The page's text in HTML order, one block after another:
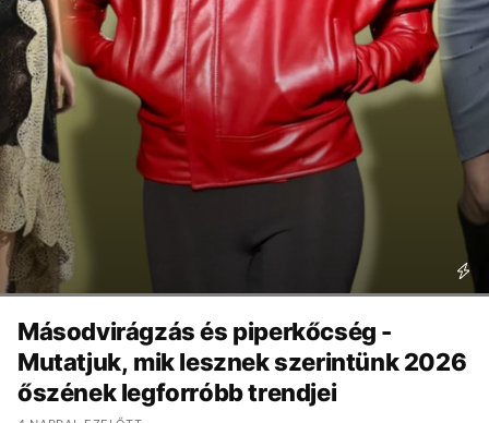
Másodvirágzás és piperkőcség -
Mutatjuk, mik lesznek szerintünk 2026
őszének legforróbb trendjei